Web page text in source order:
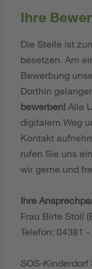
Ihre
Die Stelle ist
besetzen. Am
Bewerbung
Dorthin
bewerben! Alle
digitalem Weg
Kontakt
rufen Sie uns
wir gerne und
Ihre
Frau Birte Stoll
Telefon: 04381
SOS-